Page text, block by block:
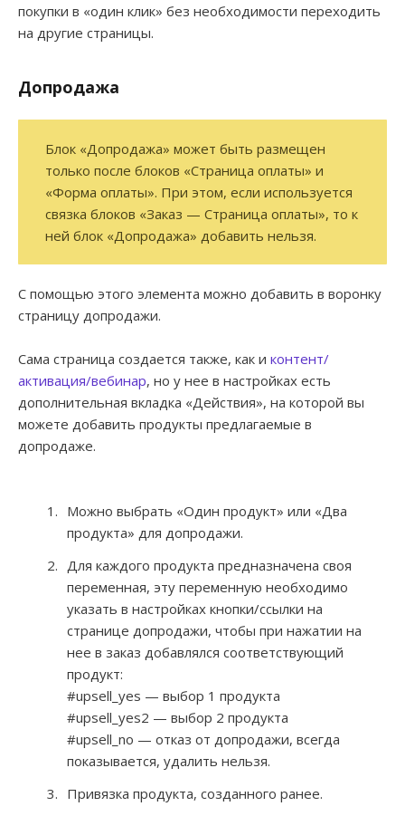
покупки в «один клик» без необходимости переходить
на другие страницы.
Допродажа
Блок «Допродажа» может быть размещен
только после блоков «Страница оплаты» и
«Форма оплаты». При этом, если используется
связка блоков «Заказ — Страница оплаты», то к
ней блок «Допродажа» добавить нельзя.
С помощью этого элемента можно добавить в воронку
страницу допродажи.
Сама страница создается также, как и контент/
активация/вебинар, но у нее в настройках есть
дополнительная вкладка «Действия», на которой вы
можете добавить продукты предлагаемые в
допродаже.
Можно выбрать «Один продукт» или «Два
продукта» для допродажи.
Для каждого продукта предназначена своя
переменная, эту переменную необходимо
указать в настройках кнопки/ссылки на
странице допродажи, чтобы при нажатии на
нее в заказ добавлялся соответствующий
продукт:
#upsell_yes — выбор 1 продукта
#upsell_yes2 — выбор 2 продукта
#upsell_no — отказ от допродажи, всегда
показывается, удалить нельзя.
Привязка продукта, созданного ранее.